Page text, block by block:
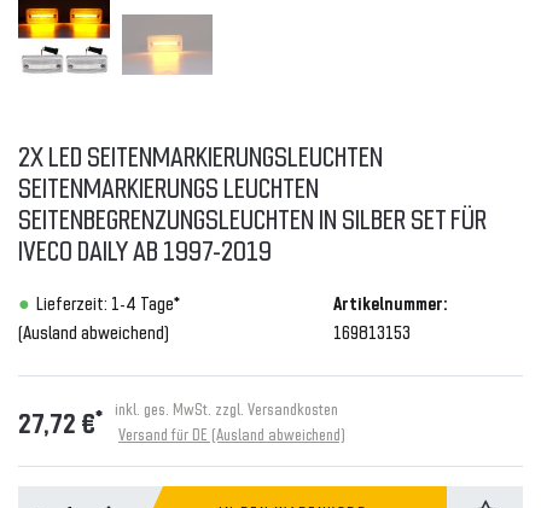
2X LED SEITENMARKIERUNGSLEUCHTEN
SEITENMARKIERUNGS LEUCHTEN
SEITENBEGRENZUNGSLEUCHTEN IN SILBER SET FÜR
IVECO DAILY AB 1997-2019
Lieferzeit: 1-4 Tage*
(Ausland abweichend)
Artikelnummer:
169813153
27,72 €* inkl. ges. MwSt. zzgl. Versandkosten
Versand für DE (Ausland abweichend)